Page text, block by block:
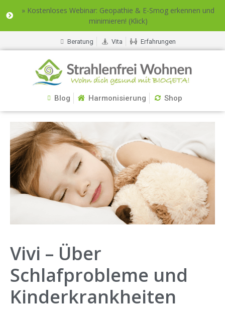
» Kostenloses Webinar: Geopathie & E-Smog erkennen und
minimieren! (Klick)
Beratung Vita Erfahrungen
Blog Harmonisierung Shop
Vivi – Über
Schlafprobleme und
Kinderkrankheiten